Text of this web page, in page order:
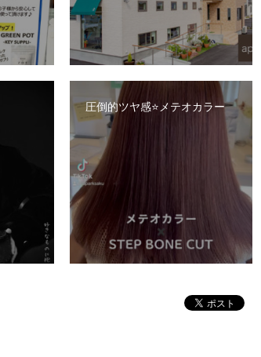
圧倒的ツヤ感⭐️メテオカラー